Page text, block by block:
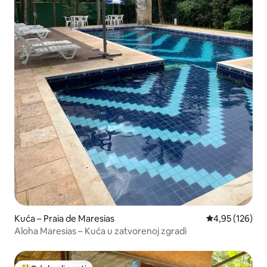
Kuća – Praia de Maresias Prosječna
4,95 (126)
Aloha Maresias – Kuća u zatvorenoj zgradi